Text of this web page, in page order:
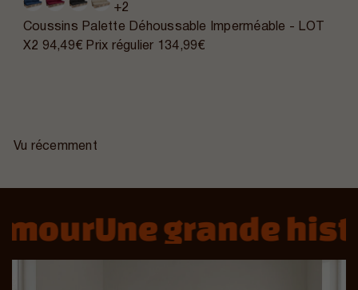
+2
Coussins Palette Déhoussable Imperméable - LOT
X2 94,49€ Prix régulier 134,99€
Vu récemment
Une grande